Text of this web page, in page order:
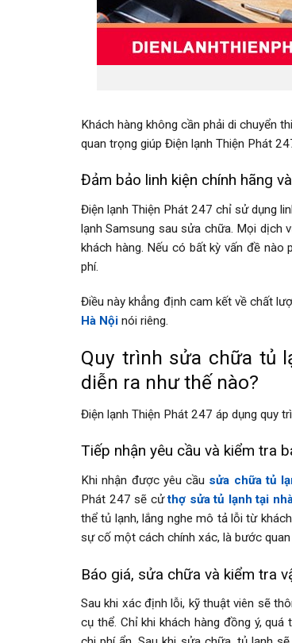
Khách hàng không cần phải di chuyển
quan trọng giúp Điện lạnh Thiện Phát
Đảm bảo linh kiện chính hãng
Điện lạnh Thiện Phát 247 chỉ sử dụng
lạnh Samsung sau sửa chữa. Mọi dịch
khách hàng. Nếu có bất kỳ vấn đề
phí.
Điều này khẳng định cam kết về chất
Hà Nội nói riêng.
Quy trình sửa chữa tủ
diễn ra như thế nào?
Điện lạnh Thiện Phát 247 áp dụng quy
Tiếp nhận yêu cầu và kiểm tra
Khi nhận được yêu cầu sửa chữa tủ
Phát 247 sẽ cửthợ sửa tủ lạnh tại
thể tủ lạnh, lắng nghe mô tả lỗi từ
sự cố một cách chính xác, là bước
Báo giá, sửa chữa và kiểm tra
Sau khi xác định lỗi, kỹ thuật viên sẽ
cụ thể. Chỉ khi khách hàng đồng ý,